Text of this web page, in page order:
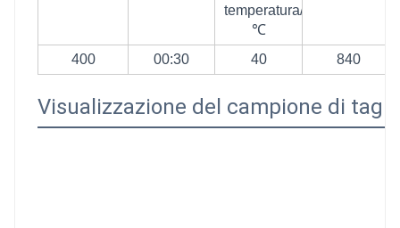
temperatura/
℃
400
00:30 40 840
Visualizzazione del campione di